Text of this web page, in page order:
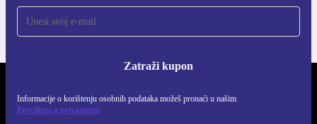
Zatraži kupon
Informacije o korištenju osobnih podataka možeš pronaći u našim
Pravilima o privatnosti